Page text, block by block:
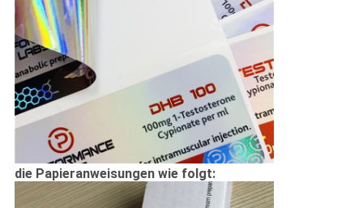
die Papieranweisungen wie folgt: